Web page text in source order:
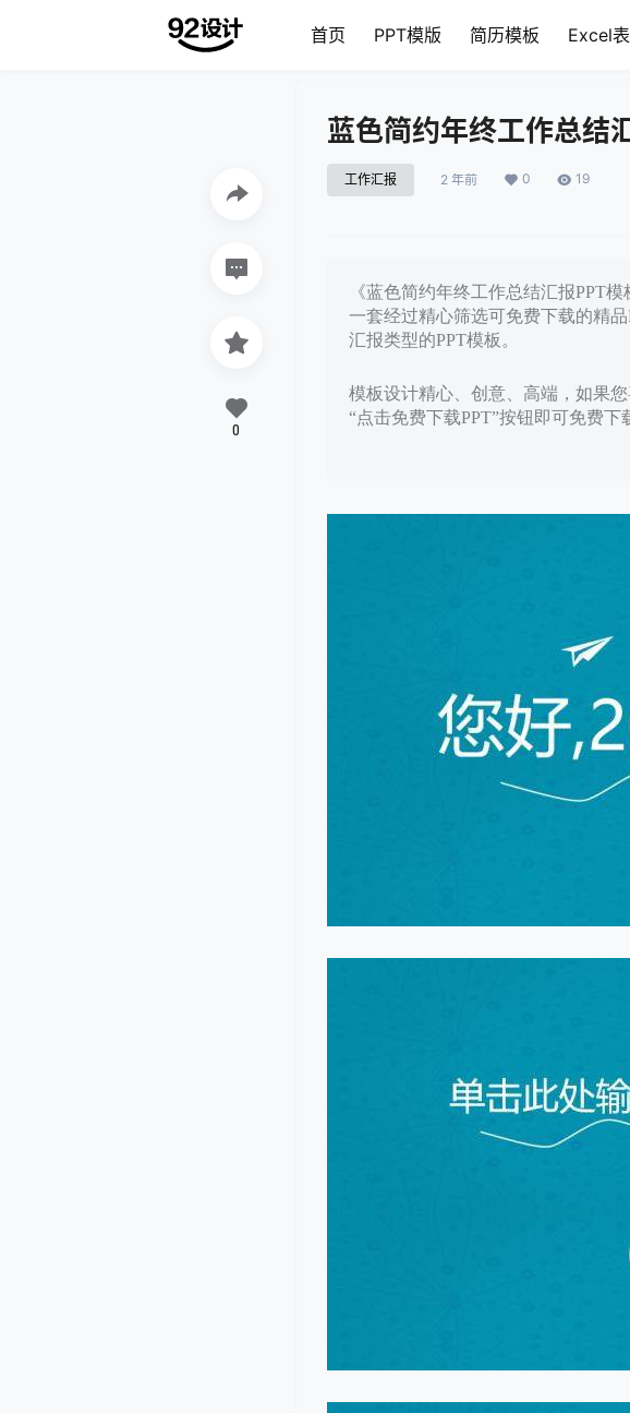
首页 PPT模版 简历模板 Excel
蓝色简约年终工作总结
工作汇报 2 年前 0 19
《蓝色简约年终工作总结汇报PPT
一套经过精心筛选可免费下载的精
汇报类型的PPT模板。
模板设计精心、创意、高端，如果
“点击免费下载PPT”按钮即可免费下
0